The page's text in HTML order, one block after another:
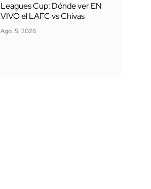
Leagues Cup: Dónde ver EN
VIVO el LAFC vs Chivas
Ago. 5, 2026